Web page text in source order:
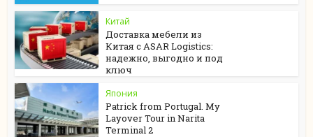
Китай
Доставка мебели из
Китая с ASAR Logistics:
надежно, выгодно и под
ключ
Япония
Patrick from Portugal. My
Layover Tour in Narita
Terminal 2